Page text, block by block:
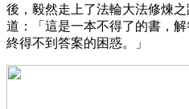
後，毅然走上了法輪大法修煉
道：「這是一本不得了的書，
終得不到答案的困惑。」